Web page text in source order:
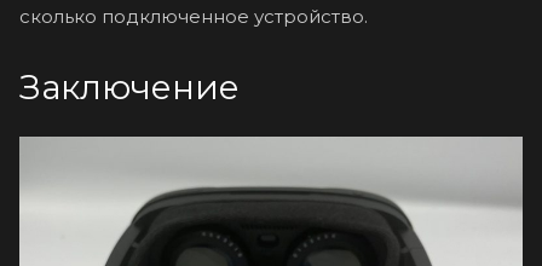
сколько подключенное устройство.
Заключение